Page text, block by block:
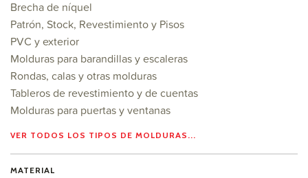
Brecha de níquel
Patrón, Stock, Revestimiento y Pisos
PVC y exterior
Molduras para barandillas y escaleras
Rondas, calas y otras molduras
Tableros de revestimiento y de cuentas
Molduras para puertas y ventanas
VER TODOS LOS TIPOS DE MOLDURAS...
MATERIAL